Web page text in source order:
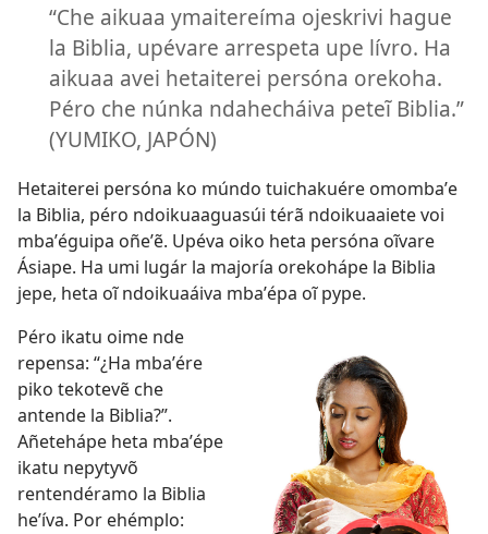
“Che aikuaa ymaitereíma ojeskrivi hague
la Biblia, upévare arrespeta upe lívro. Ha
aikuaa avei hetaiterei persóna orekoha.
Péro che núnka ndahecháiva peteĩ Biblia.”
(YUMIKO, JAPÓN)
Hetaiterei persóna ko múndo tuichakuére omombaʼe
la Biblia, péro ndoikuaaguasúi térã ndoikuaaiete voi
mbaʼéguipa oñeʼẽ. Upéva oiko heta persóna oĩvare
Ásiape. Ha umi lugár la majoría orekohápe la Biblia
jepe, heta oĩ ndoikuaáiva mbaʼépa oĩ pype.
Péro ikatu oime nde
repensa: “¿Ha mbaʼére
piko tekotevẽ che
antende la Biblia?”.
Añetehápe heta mbaʼépe
ikatu nepytyvõ
rentendéramo la Biblia
heʼíva. Por ehémplo: